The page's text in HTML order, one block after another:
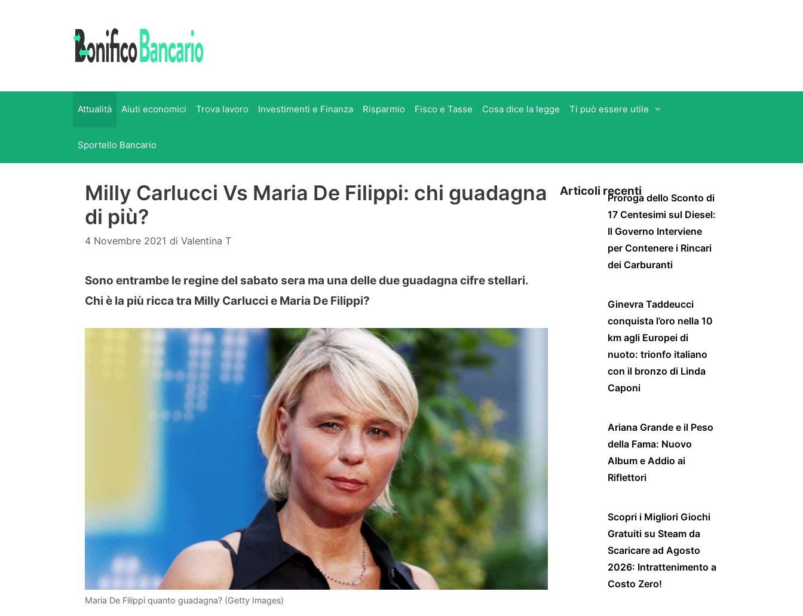
Attualità Aiuti economici Trova lavoro Investimenti e Finanza Risparmio Fisco e Tasse Cosa dice la legge Ti può essere utile
Sportello Bancario
Milly Carlucci Vs Maria De Filippi: chi guadagna
di più?
4 Novembre 2021 di Valentina T
Sono entrambe le regine del sabato sera ma una delle due guadagna cifre stellari.
Chi è la più ricca tra Milly Carlucci e Maria De Filippi?
Maria De Filippi quanto guadagna? (Getty Images)
Articoli recentiProroga dello Sconto di
17 Centesimi sul Diesel:
Il Governo Interviene
per Contenere i Rincari
dei Carburanti
Ginevra Taddeucci
conquista l’oro nella 10
km agli Europei di
nuoto: trionfo italiano
con il bronzo di Linda
Caponi
Ariana Grande e il Peso
della Fama: Nuovo
Album e Addio ai
Riflettori
Scopri i Migliori Giochi
Gratuiti su Steam da
Scaricare ad Agosto
2026: Intrattenimento a
Costo Zero!